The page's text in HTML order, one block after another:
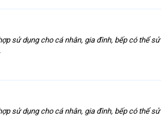
sử dụng cho cá nhân, gia đình, bếp có thể
sử dụng cho cá nhân, gia đình, bếp có thể